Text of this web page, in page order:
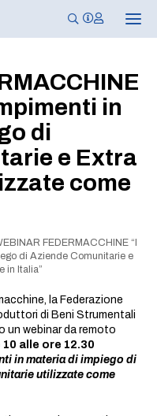
N
a
in
di
e Extra
come
FEDERMACCHINE “I
di Aziende Comunitarie e
in Italia”
la Federazione
di Beni Strumentali
un webinar da remoto
alle ore 12.30
in materia di impiego di
utilizzate come